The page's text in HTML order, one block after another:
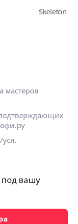
мастеров
под вашу